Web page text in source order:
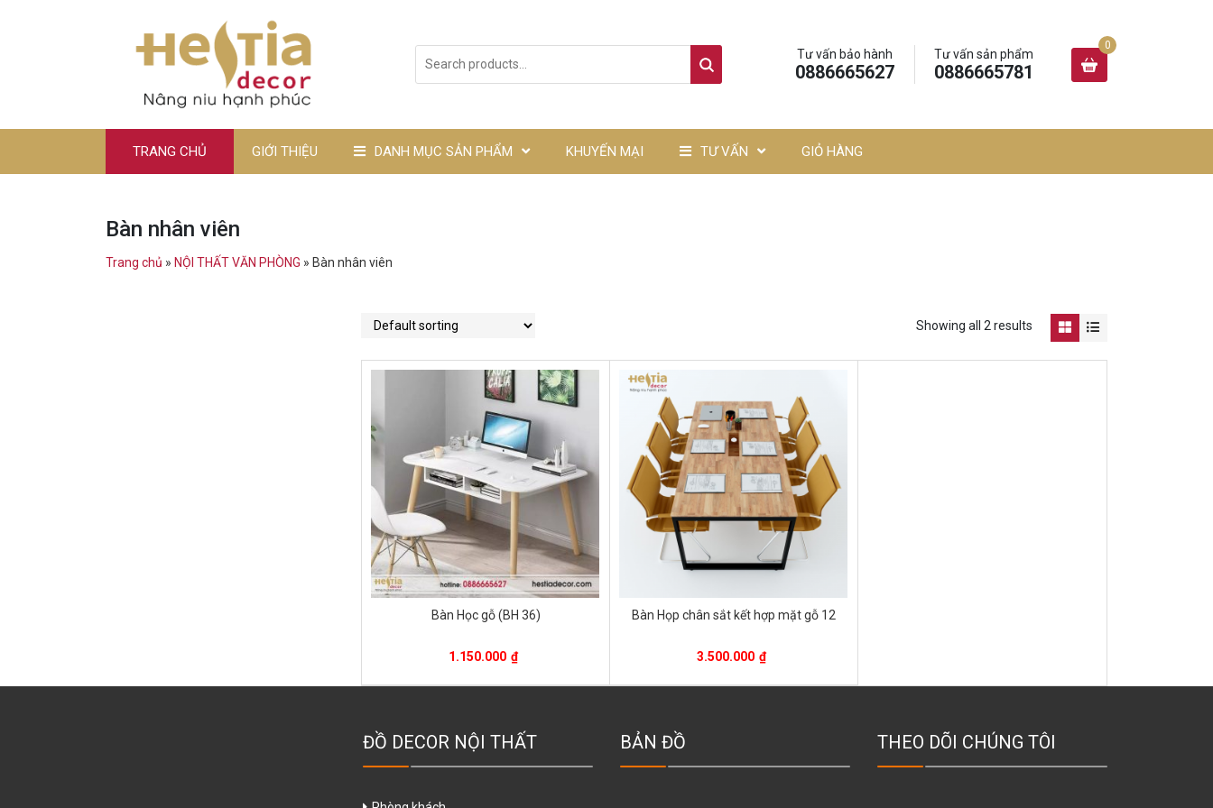
Tư vấn bảo hành
0886665627
Tư vấn sản phẩm
0886665781
TRANG CHỦ GIỚI THIỆU DANH MỤC SẢN PHẨM KHUYẾN MẠI TƯ VẤN GIỎ HÀNG
Bàn nhân viên
Trang chủ » NỘI THẤT VĂN PHÒNG » Bàn nhân viên
Showing all 2 results
Bàn Học gỗ (BH 36)
1.150.000 ₫
Bàn Họp chân sắt kết hợp mặt gỗ 12
3.500.000 ₫
ĐỒ DECOR NỘI THẤT BẢN ĐỒ THEO DÕI CHÚNG TÔI